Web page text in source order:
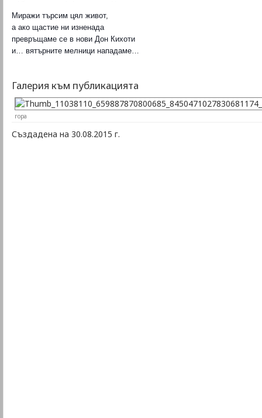
Миражи търсим цял живот,
а ако щастие ни изненада
превръщаме се в нови Дон Кихоти
и… вятърните мелници нападаме…
Галерия към публикацията
гора
Създадена на 30.08.2015 г.